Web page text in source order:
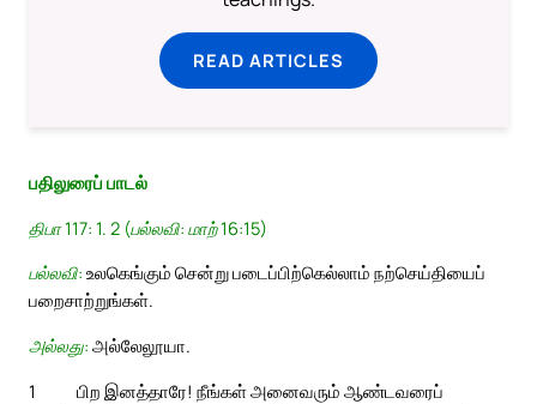
READ ARTICLES
பதிலுரைப் பாடல்
திபா 117: 1. 2 (பல்லவி: மாற் 16:15)
பல்லவி: உலகெங்கும் சென்று படைப்பிற்கெல்லாம் நற்செய்தியைப்
பறைசாற்றுங்கள்.
அல்லது: அல்லேலூயா.
1
பிற இனத்தாரே! நீங்கள் அனைவரும் ஆண்டவரைப்